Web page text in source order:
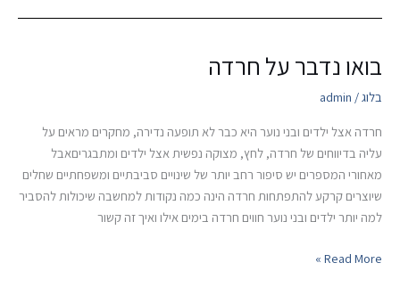
בואו נדבר על חרדה
בלוג /
admin
חרדה אצל ילדים ובני נוער היא כבר לא תופעה נדירה, מחקרים מראים על
עליה בדיווחים של חרדה, לחץ, מצוקה נפשית אצל ילדים ומתבגריםאבל
מאחורי המספרים יש סיפור רחב יותר של שינויים סביבתיים ומשפחתיים שחלים
שיוצרים קרקע להתפתחות חרדה הינה כמה נקודות למחשבה שיכולות להסביר
למה יותר ילדים ובני נוער חווים חרדה בימים אילו ואיך זה קשור
בואו
על
Read More »